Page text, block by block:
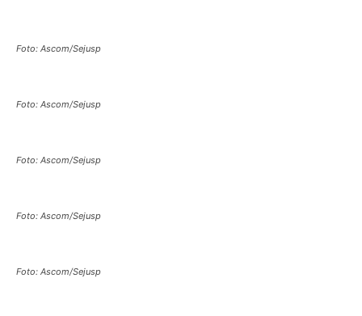
Foto: Ascom/Sejusp
Foto: Ascom/Sejusp
Foto: Ascom/Sejusp
Foto: Ascom/Sejusp
Foto: Ascom/Sejusp